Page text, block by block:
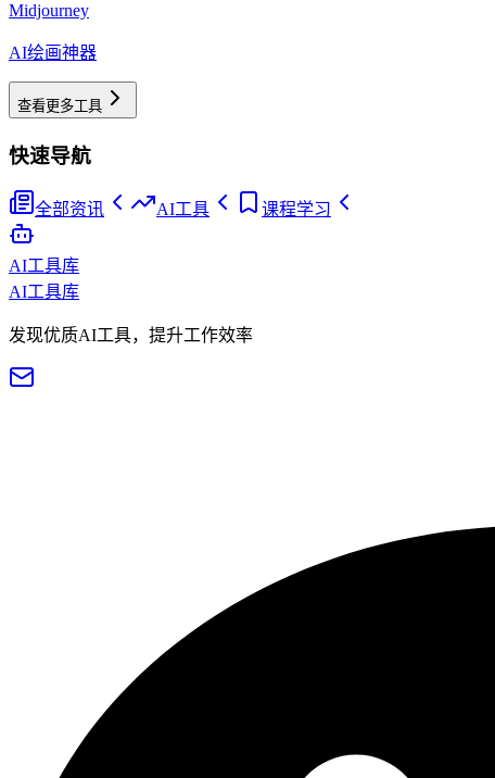
Midjourney
AI绘画神器
查看更多工具
快速导航
全部资讯 AI工具 课程学习
AI工具库
AI工具库
发现优质AI工具，提升工作效率